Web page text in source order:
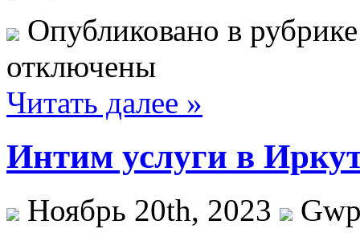
Опубликовано в
отключены
Читать далее »
Интим услуги в
Ноябрь 20th, 2023